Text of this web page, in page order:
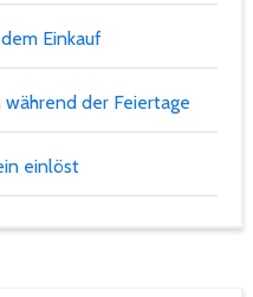
Einkauf
der Feiertage
einlöst